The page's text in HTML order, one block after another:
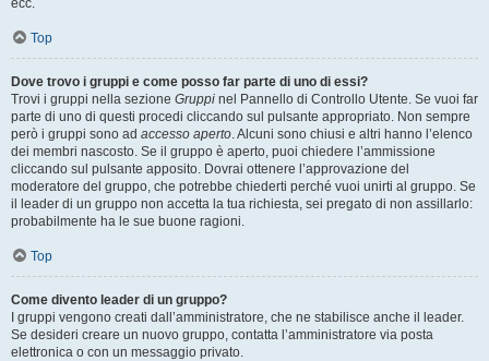
ecc.
Top
Dove trovo i gruppi e come posso far parte di uno di essi?
Trovi i gruppi nella sezione Gruppi nel Pannello di Controllo Utente. Se vuoi far
parte di uno di questi procedi cliccando sul pulsante appropriato. Non sempre
però i gruppi sono ad accesso aperto. Alcuni sono chiusi e altri hanno l’elenco
dei membri nascosto. Se il gruppo è aperto, puoi chiedere l’ammissione
cliccando sul pulsante apposito. Dovrai ottenere l’approvazione del
moderatore del gruppo, che potrebbe chiederti perché vuoi unirti al gruppo. Se
il leader di un gruppo non accetta la tua richiesta, sei pregato di non assillarlo:
probabilmente ha le sue buone ragioni.
Top
Come divento leader di un gruppo?
I gruppi vengono creati dall’amministratore, che ne stabilisce anche il leader.
Se desideri creare un nuovo gruppo, contatta l’amministratore via posta
elettronica o con un messaggio privato.